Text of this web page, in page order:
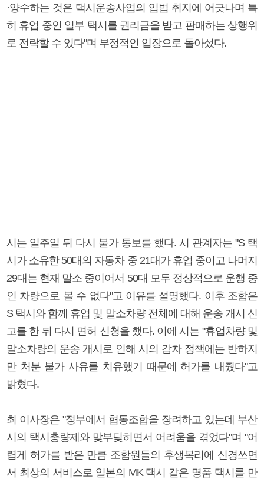
·양수하는 것은 택시운송사업의 입법 취지에 어긋나며 특
히 휴업 중인 일부 택시를 권리금을 받고 판매하는 상행위
로 전락할 수 있다"며 부정적인 입장으로 돌아섰다.
시는 일주일 뒤 다시 불가 통보를 했다. 시 관계자는 "S 택
시가 소유한 50대의 자동차 중 21대가 휴업 중이고 나머지
29대는 현재 말소 중이어서 50대 모두 정상적으로 운행 중
인 차량으로 볼 수 없다"고 이유를 설명했다. 이후 조합은
S 택시와 함께 휴업 및 말소차량 전체에 대해 운송 개시 신
고를 한 뒤 다시 면허 신청을 했다. 이에 시는 "휴업차량 및
말소차량의 운송 개시로 인해 시의 감차 정책에는 반하지
만 처분 불가 사유를 치유했기 때문에 허가를 내줬다"고
밝혔다.
최 이사장은 "정부에서 협동조합을 장려하고 있는데 부산
시의 택시총량제와 맞부딪히면서 어려움을 겪었다"며 "어
렵게 허가를 받은 만큼 조합원들의 후생복리에 신경쓰면
서 최상의 서비스로 일본의 MK 택시 같은 명품 택시를 만